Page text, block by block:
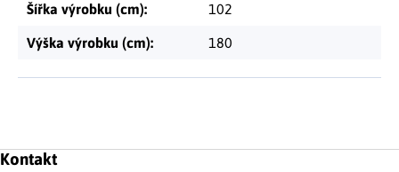
Šířka výrobku (cm): 102
Výška výrobku (cm): 180
Zápatí
Kontakt